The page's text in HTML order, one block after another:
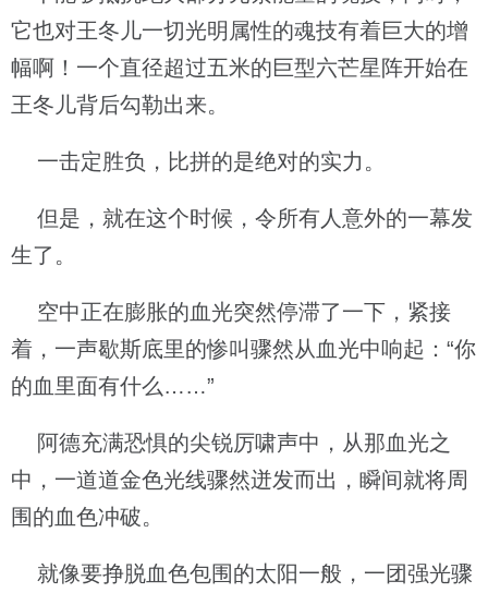
它也对王冬儿一切光明属性的魂技有着巨大的增
幅啊！一个直径超过五米的巨型六芒星阵开始在
王冬儿背后勾勒出来。
一击定胜负，比拼的是绝对的实力。
但是，就在这个时候，令所有人意外的一幕发
生了。
空中正在膨胀的血光突然停滞了一下，紧接
着，一声歇斯底里的惨叫骤然从血光中响起：“你
的血里面有什么……”
阿德充满恐惧的尖锐厉啸声中，从那血光之
中，一道道金色光线骤然迸发而出，瞬间就将周
围的血色冲破。
就像要挣脱血色包围的太阳一般，一团强光骤